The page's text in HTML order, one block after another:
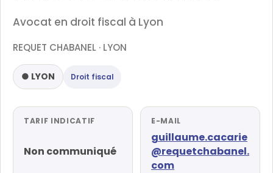
Avocat en droit fiscal à Lyon
REQUET CHABANEL · LYON
● LYON Droit fiscal
TARIF INDICATIF
Non communiqué
E-MAIL
guillaume.cacarie
@requetchabanel.
com